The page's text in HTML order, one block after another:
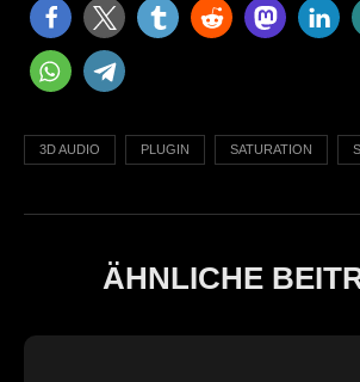
3D AUDIO PLUGIN SATURATION
ÄHNLICHE